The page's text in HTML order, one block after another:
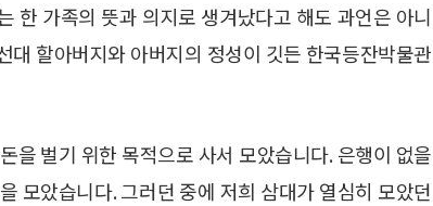
한 가족의 뜻과 의지로 생겨났다고 해도 과언은 아니
대 할아버지와 아버지의 정성이 깃든 한국등잔박물관
을 벌기 위한 목적으로 사서 모았습니다. 은행이 없을
모았습니다. 그러던 중에 저희 삼대가 열심히 모았던